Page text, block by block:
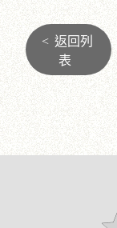
< 返回列
表